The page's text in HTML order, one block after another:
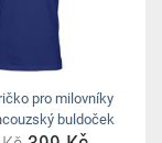
pro milovníky
buldoček